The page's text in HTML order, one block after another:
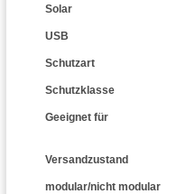
Solar
USB
Schutzart
Schutzklasse
Geeignet für
Versandzustand
modular/nicht modular